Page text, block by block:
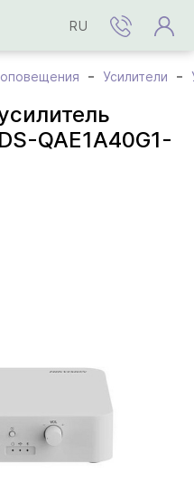
RU
Усилители
QAE1A40G1-